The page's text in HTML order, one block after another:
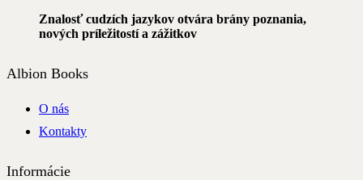
Znalosť cudzích jazykov otvára brány poznania,
nových príležitostí a zážitkov
Albion Books
O nás
Kontakty
Informácie